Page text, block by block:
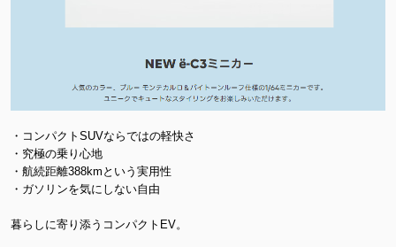
・コンパクトSUVならではの軽快さ
・究極の乗り心地
・航続距離388kmという実用性
・ガソリンを気にしない自由
暮らしに寄り添うコンパクトEV。